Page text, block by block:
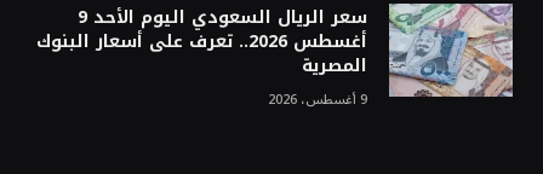
سعر الريال السعودي اليوم الأحد 9
أغسطس 2026.. تعرف على أسعار البنوك
المصرية
9 أغسطس، 2026